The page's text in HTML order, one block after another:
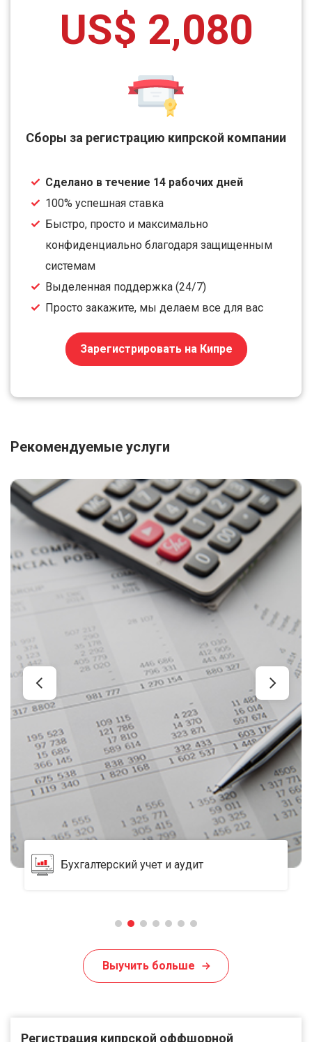
US$ 2,080
Сборы за регистрацию кипрской компании
Сделано в течение 14 рабочих дней
100% успешная ставка
Быстро, просто и максимально
конфиденциально благодаря защищенным
системам
Выделенная поддержка (24/7)
Просто закажите, мы делаем все для вас
Зарегистрировать на Кипре
Рекомендуемые услуги
акционеров
Выучить больше
Регистрация кипрской оффшорной